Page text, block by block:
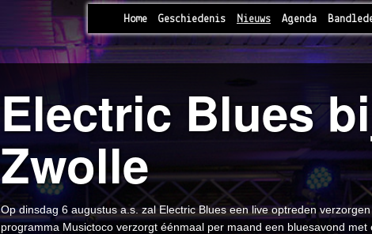
Home Geschiedenis Nieuws Agenda
Electric Blues
Zwolle
Op dinsdag 6 augustus a.s. zal Electric Blues een live optreden
programma Musictoco verzorgt éénmaal per maand een bluesavond